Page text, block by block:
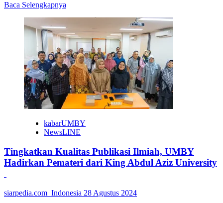
Baca Selengkapnya
UMBY
Hadirkan
Dosen
UPSI
Malaysia
Bahas
OBE
kabarUMBY
NewsLINE
Tingkatkan Kualitas Publikasi Ilmiah, UMBY
Hadirkan Pemateri dari King Abdul Aziz University
siarpedia.com_Indonesia 28 Agustus 2024